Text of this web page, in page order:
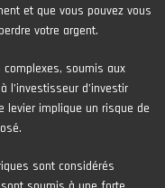
et que vous pouvez vous
votre argent.
soumis aux
l’investisseur d’investir
levier implique un risque de
sont considérés